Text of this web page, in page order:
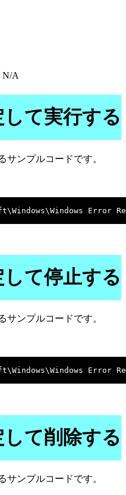
N/A
て実行する
サンプルコードです。
て停止する
サンプルコードです。
て削除する
サンプルコードです。